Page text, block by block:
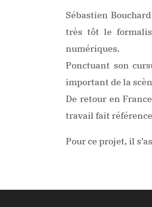
Sébastien
très tôt le
numériques.
Ponctuant son
important de la
De retour en
travail fait
Pour ce projet, il